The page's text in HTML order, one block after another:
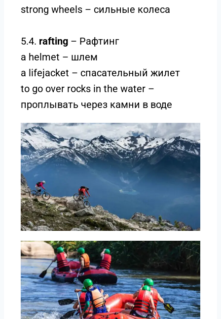
strong wheels – сильные колеса
5.4. rafting – Рафтинг
a helmet – шлем
a lifejacket – спасательный жилет
to go over rocks in the water –
проплывать через камни в воде